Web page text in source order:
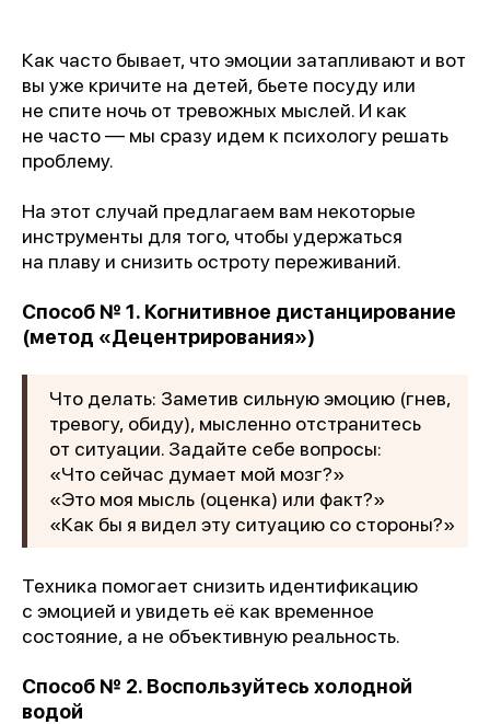
Как часто бывает, что эмоции затапливают и вот
вы уже кричите на детей, бьете посуду или
не спите ночь от тревожных мыслей. И как
не часто — мы сразу идем к психологу решать
проблему.
На этот случай предлагаем вам некоторые
инструменты для того, чтобы удержаться
на плаву и снизить остроту переживаний.
Способ № 1. Когнитивное дистанцирование
(метод «Децентрирования»)
Что делать: Заметив сильную эмоцию (гнев,
тревогу, обиду), мысленно отстранитесь
от ситуации. Задайте себе вопросы:
«Что сейчас думает мой мозг?»
«Это моя мысль (оценка) или факт?»
«Как бы я видел эту ситуацию со стороны?»
Техника помогает снизить идентификацию
с эмоцией и увидеть её как временное
состояние, а не объективную реальность.
Способ № 2. Воспользуйтесь холодной
водой